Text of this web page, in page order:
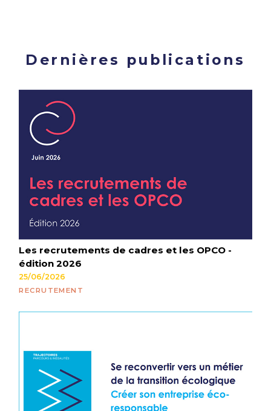
Dernières publications
Les recrutements de cadres et les OPCO -
édition 2026
25/06/2026
RECRUTEMENT